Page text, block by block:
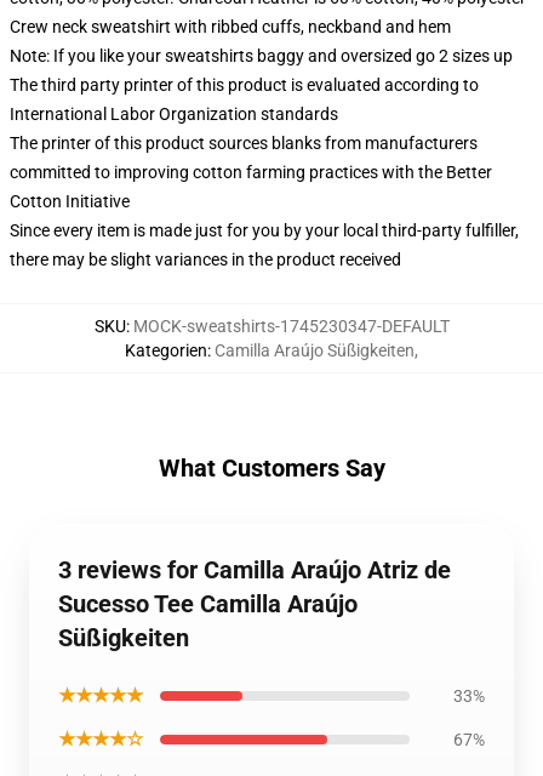
Crew neck sweatshirt with ribbed cuffs, neckband and hem
Note: If you like your sweatshirts baggy and oversized go 2 sizes up
The third party printer of this product is evaluated according to
International Labor Organization standards
The printer of this product sources blanks from manufacturers
committed to improving cotton farming practices with the Better
Cotton Initiative
Since every item is made just for you by your local third-party fulfiller,
there may be slight variances in the product received
SKU: MOCK-sweatshirts-1745230347-DEFAULT
Kategorien: Camilla Araújo Süßigkeiten,
What Customers Say
3 reviews for Camilla Araújo Atriz de
Sucesso Tee Camilla Araújo
Süßigkeiten
★★★★★ 33%
★★★★☆ 67%